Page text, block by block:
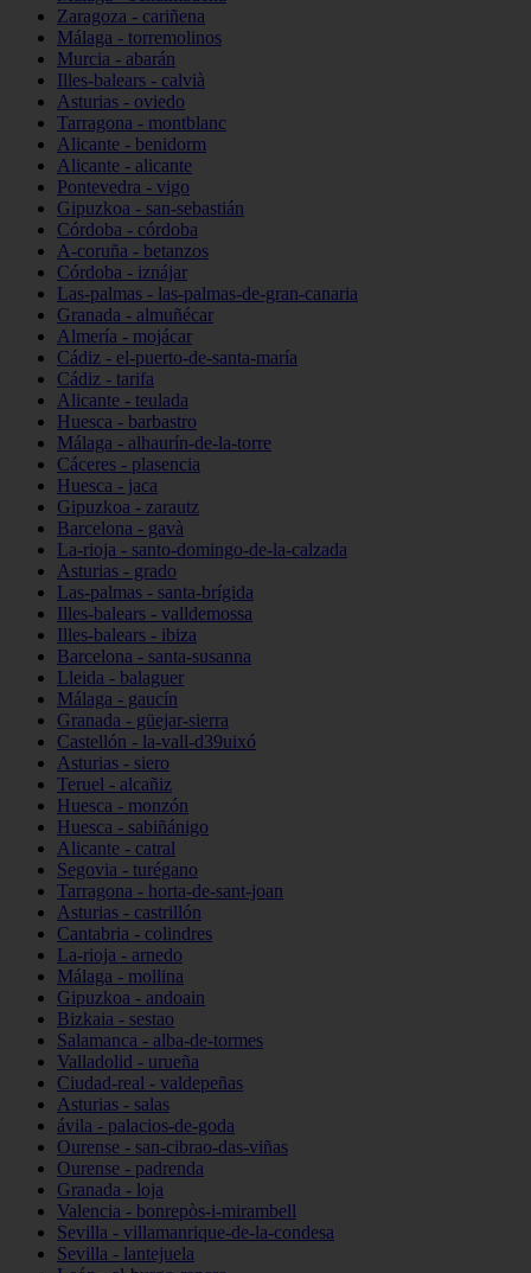
Zaragoza - cariñena
Málaga - torremolinos
Murcia - abarán
Illes-balears - calvià
Asturias - oviedo
Tarragona - montblanc
Alicante - benidorm
Alicante - alicante
Pontevedra - vigo
Gipuzkoa - san-sebastián
Córdoba - córdoba
A-coruña - betanzos
Córdoba - iznájar
Las-palmas - las-palmas-de-gran-canaria
Granada - almuñécar
Almería - mojácar
Cádiz - el-puerto-de-santa-maría
Cádiz - tarifa
Alicante - teulada
Huesca - barbastro
Málaga - alhaurín-de-la-torre
Cáceres - plasencia
Huesca - jaca
Gipuzkoa - zarautz
Barcelona - gavà
La-rioja - santo-domingo-de-la-calzada
Asturias - grado
Las-palmas - santa-brígida
Illes-balears - valldemossa
Illes-balears - ibiza
Barcelona - santa-susanna
Lleida - balaguer
Málaga - gaucín
Granada - güejar-sierra
Castellón - la-vall-d39uixó
Asturias - siero
Teruel - alcañiz
Huesca - monzón
Huesca - sabiñánigo
Alicante - catral
Segovia - turégano
Tarragona - horta-de-sant-joan
Asturias - castrillón
Cantabria - colindres
La-rioja - arnedo
Málaga - mollina
Gipuzkoa - andoain
Bizkaia - sestao
Salamanca - alba-de-tormes
Valladolid - urueña
Ciudad-real - valdepeñas
Asturias - salas
ávila - palacios-de-goda
Ourense - san-cibrao-das-viñas
Ourense - padrenda
Granada - loja
Valencia - bonrepòs-i-mirambell
Sevilla - villamanrique-de-la-condesa
Sevilla - lantejuela